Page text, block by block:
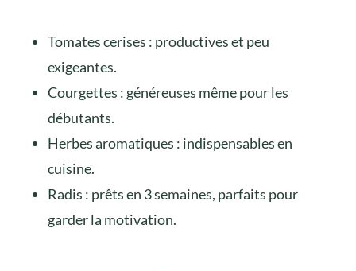
Tomates cerises : productives et peu
exigeantes.
Courgettes : généreuses même pour les
débutants.
Herbes aromatiques : indispensables en
cuisine.
Radis : prêts en 3 semaines, parfaits pour
garder la motivation.